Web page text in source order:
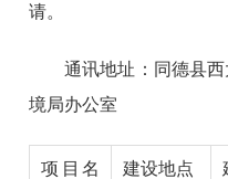
请。
通讯地址：同德县
境局办公室
项目名
建设地点